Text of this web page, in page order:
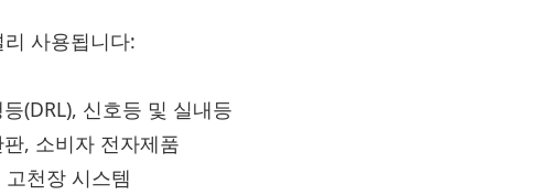
사용됩니다:
(DRL), 신호등 및 실내등
, 소비자 전자제품
천장 시스템